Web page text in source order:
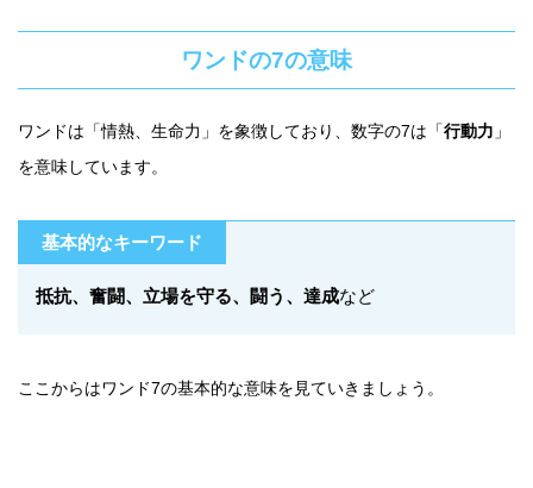
ワンドの7の意味
ワンドは「情熱、生命力」を象徴しており、数字の7は「行動力 」
を意味しています。
基本的なキーワード
抵抗、奮闘、立場を守る、闘う、達成など
ここからはワンド7の基本的な意味を見ていきましょう。